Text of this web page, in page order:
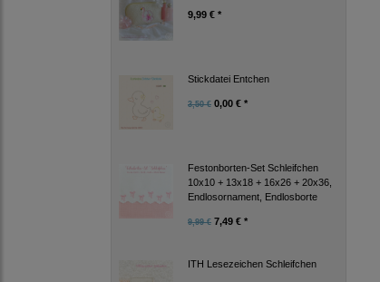
9,99 € *
Stickdatei Entchen
3,50 € 0,00 € *
Festonborten-Set Schleifchen
10x10 + 13x18 + 16x26 + 20x36,
Endlosornament, Endlosborte
9,99 € 7,49 € *
ITH Lesezeichen Schleifchen